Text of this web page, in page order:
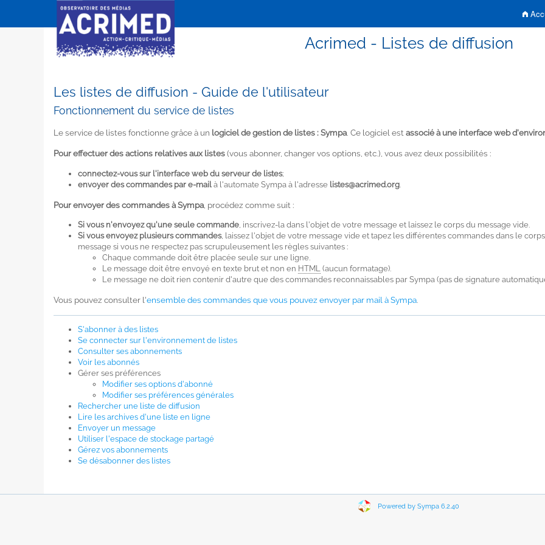
Acrimed - Listes de diffusion
Les listes de diffusion - Guide de l'utilisateur
Fonctionnement du service de listes
Le service de listes fonctionne grâce à un logiciel de gestion de listes : Sympa . Ce logiciel est associé à une interface web
Pour effectuer des actions relatives aux listes(vous abonner, changer vos options, etc.), vous avez deux possibilités :
connectez-vous sur l'interface web du serveur de listes;
envoyer des commandes par e-mail à l'automate Sympa à l'adresse listes@acrimed.org
Pour envoyer des commandes à Sympa , procédez comme suit :
Si vous n'envoyez qu'une seule commande, inscrivez-la dans l'objet de votre message et laissez le corps du message vide.
Si vous envoyez plusieurs commandes, laissez l'objet de votre message vide et tapez les différentes commandes dans le
message si vous ne respectez pas scrupuleusement les règles suivantes :
Chaque commande doit être placée seule sur une ligne.
Le message doit être envoyé en texte brut et non en HTML (aucun formatage).
Le message ne doit rien contenir d'autre que des commandes reconnaissables par Sympa (pas de signature
Vous pouvez consulter l'ensemble des commandes que vous pouvez envoyer par mail à Sympa
S'abonner à des listes
Se connecter sur l'environnement de listes
Consulter ses abonnements
Voir les abonnés
Gérer ses préférences
Modifier ses options d'abonné
Modifier ses préférences générales
Rechercher une liste de diffusion
Lire les archives d'une liste en ligne
Envoyer un message
Utiliser l'espace de stockage partagé
Gérez vos abonnements
Se désabonner des listes
Powered by Sympa 6.2.40